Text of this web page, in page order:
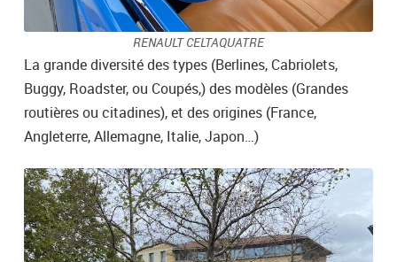
RENAULT CELTAQUATRE
La grande diversité des types (Berlines, Cabriolets,
Buggy, Roadster, ou Coupés,) des modèles (Grandes
routières ou citadines), et des origines (France,
Angleterre, Allemagne, Italie, Japon…)